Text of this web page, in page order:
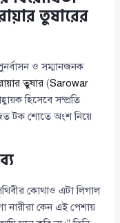
তুষারের
ও সম্মানজনক
তুষার (Sarowar
হিসেবে সম্প্রতি
টক শোতে অংশ নিয়ে
কোথাও এটা লিগাল
নারীরা কেন এই পেশায়